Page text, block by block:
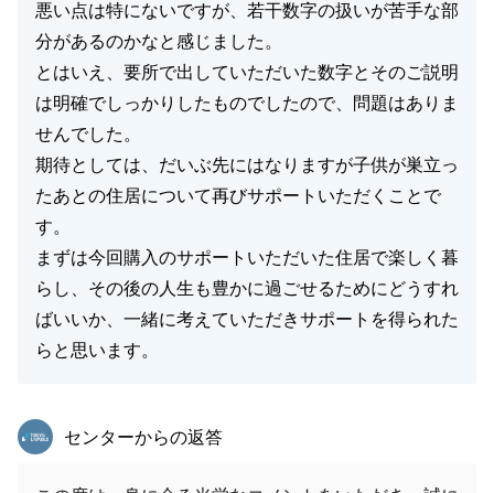
悪い点は特にないですが、若干数字の扱いが苦手な部
分があるのかなと感じました。
とはいえ、要所で出していただいた数字とそのご説明
は明確でしっかりしたものでしたので、問題はありま
せんでした。
期待としては、だいぶ先にはなりますが子供が巣立っ
たあとの住居について再びサポートいただくことで
す。
まずは今回購入のサポートいただいた住居で楽しく暮
らし、その後の人生も豊かに過ごせるためにどうすれ
ばいいか、一緒に考えていただきサポートを得られた
らと思います。
東急リバブル
センターからの返答